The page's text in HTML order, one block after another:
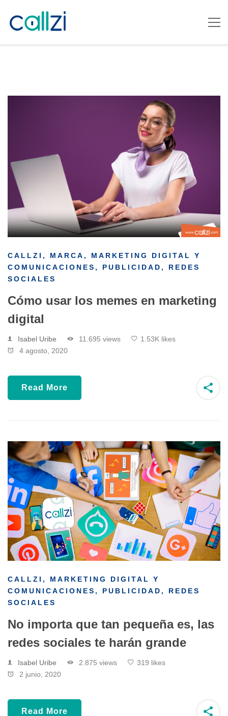
CALLZI , MARCA , MARKETING DIGITAL Y
COMUNICACIONES , PUBLICIDAD , REDES
SOCIALES
Cómo usar los memes en marketing
digital
Isabel Uribe 11.695 views
1.53K likes
4 agosto, 2020
Read More
CALLZI , MARKETING DIGITAL Y
COMUNICACIONES , PUBLICIDAD , REDES
SOCIALES
No importa que tan pequeña es, las
redes sociales te harán grande
Isabel Uribe 2.875 views
319 likes
2 junio, 2020
Read More